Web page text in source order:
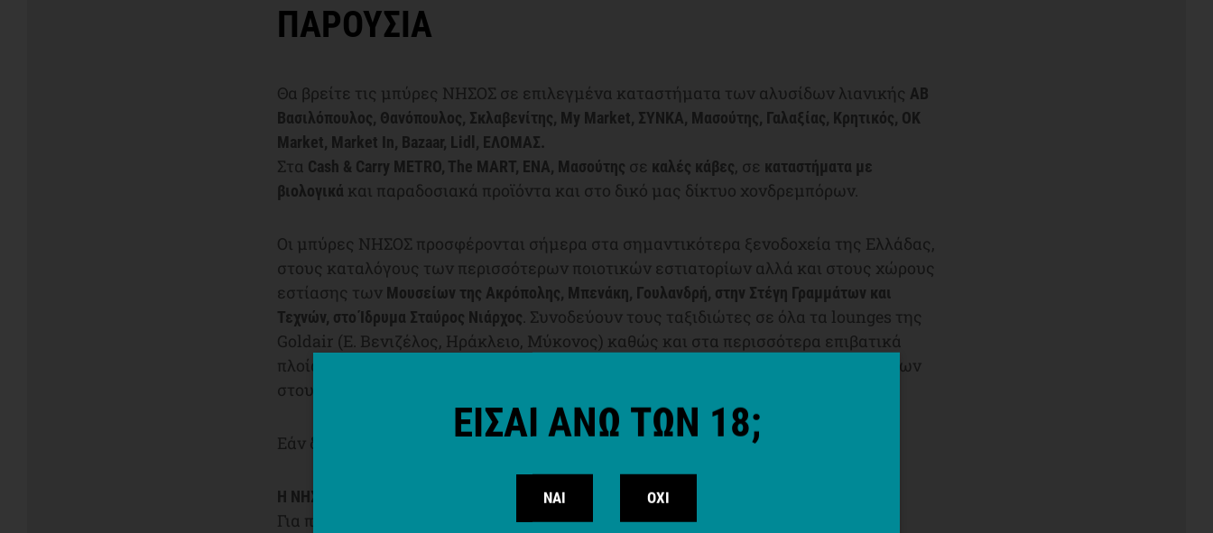
ΕΙΣΑΙ ΑΝΩ ΤΩΝ 18;
ΝΑΙ ΟΧΙ
ΠΑΡΟΥΣΙΑ
Θα βρείτε τις μπύρες ΝΗΣΟΣ σε επιλεγμένα καταστήματα των αλυσίδων λιανικής ΑΒ
Βασιλόπουλος, Θανόπουλος, Σκλαβενίτης, My Market, ΣΥNKA, Μασούτης, Γαλαξίας, Κρητικός, ΟΚ
Market, Market In, Bazaar, Lidl, ΕΛΟΜΑΣ.
Στα Cash & Carry METRO, The MART, ΕΝΑ, Μασούτης σε καλές κάβες, σε καταστήματα με
βιολογικά και παραδοσιακά προϊόντα και στο δικό μας δίκτυο χονδρεμπόρων.
Οι μπύρες ΝΗΣΟΣ προσφέρονται σήμερα στα σημαντικότερα ξενοδοχεία της Ελλάδας,
στους καταλόγους των περισσότερων ποιοτικών εστιατορίων αλλά και στους χώρους
εστίασης των Μουσείων της Ακρόπολης, Μπενάκη, Γουλανδρή, στην Στέγη Γραμμάτων και
Τεχνών, στο Ίδρυμα Σταύρος Νιάρχος. Συνοδεύουν τους ταξιδιώτες σε όλα τα lounges της
Goldair (E. Βενιζέλος, Ηράκλειο, Μύκονος) καθώς και στα περισσότερα επιβατικά
πλοία του Αιγαίου, αποτελώντας έναν άξιο πρεσβευτή της Τήνου και των Κυκλάδων
στους εκλεκτούς καλεσμένους της χώρας μας.
Εάν δεν μας βρίσκετε σε τελικά σημεία, ζητήστε μας επίμονα!
Η ΝΗΣΟΣ διανέμεται στην Ελλάδα και το εξωτερικό από την ΟΛΥΜΠΙΑΚΗ ΖΥΘΟΠΟΙΙΑ.
Για περισσότερες πληροφορίες: